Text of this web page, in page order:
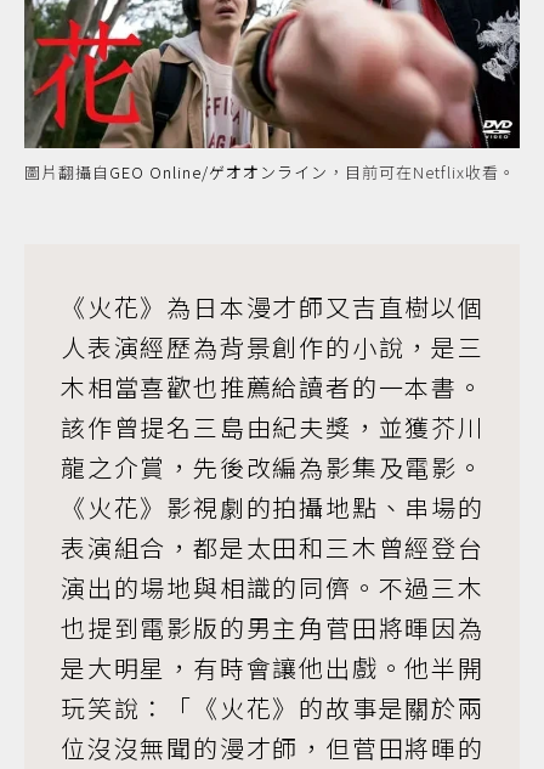
圖片翻攝自 GEO Online/ゲオオンライン ，目前可在Netflix收看。
《火花》為日本漫才師又吉直樹以個
人表演經歷為背景創作的小說，是三
木相當喜歡也推薦給讀者的一本書。
該作曾提名三島由紀夫獎，並獲芥川
龍之介賞，先後改編為影集及電影。
《火花》影視劇的拍攝地點、串場的
表演組合，都是太田和三木曾經登台
演出的場地與相識的同儕。不過三木
也提到電影版的男主角菅田將暉因為
是大明星，有時會讓他出戲。他半開
玩笑說：「《火花》的故事是關於兩
位沒沒無聞的漫才師，但菅田將暉的